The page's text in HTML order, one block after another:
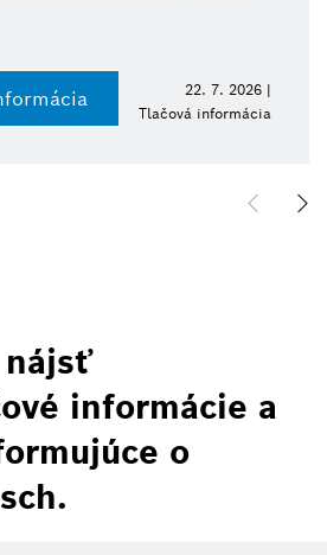
22. 7. 2026 |
Tlačová informácia
nájsť
informácie a
o